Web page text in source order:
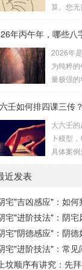
流程与
诀（定
重要。
同行，...
算。您
与五行
指指尖
速喜：位
3、6、9
无名指根
吉。空
年丙午年，哪些八
2026年
为纯粹
量极强
会如鱼得
与需求
神就是
助作用的
天降神助
中“忌火”
壬如何排四课三传
大六壬
卜模型
具体案
体现状的
个核心
演事态发
地盘（内
近发表
宅"吉凶感应"：如何
宅"进阶技法"：阴
宅"阴德感应"：阴
宅"进阶技法"：常
坟顺序有讲究：先